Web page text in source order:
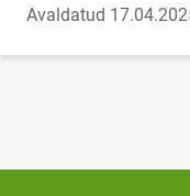
Avaldatud